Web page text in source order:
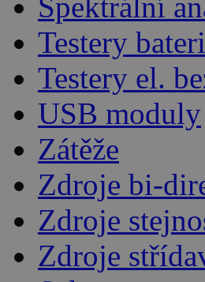
Testery
Testery el.
USB moduly
Zátěže
Zdroje bi-
Zdroje
Zdroje